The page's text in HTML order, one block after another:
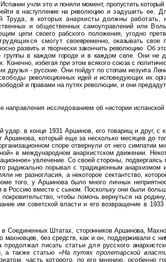
учли это и поня­ли момент, пропустить
в наступление на революцию и задушить ее.
Труда, в которых анархисты должны
и общественных самоуправленийили
цепи своего рабского положения, угодно
смогутсвоевременно, оказывать свое
развить и творчески закончить революцию. Об
группы в каждом городе и в каждом селе. Они не
Конечно, избегая при этом всякогосоюза с
друзья - русские. Они пойдут по стопам иезуита
революционных идей и исповедующих их
и правами на путях революции, и они
направления исследованием об «истории
удар: в конце 1931 Аршинов, его товарищ и друг, с
который еще за несколько месяцев до
споре отвернули от него
в международном анархистском движении.
увлечение. Со своей стороны,
радикально порывал с традиционным
не разногласия, а некоторое сектантство,
того, у Аршинова было много личных
в Россию вместе с сыном. Поскольку они были
чтобы помочь вернуться на
им советской власти и его возвращение в
в Соединенных Штатах, сто­ронников Аршинова,
махновцев, без средств, как и он, поддерживали с
писать статьи для русского
а также статью «На путях пролетарской
часть которого, по его мнению, особенно